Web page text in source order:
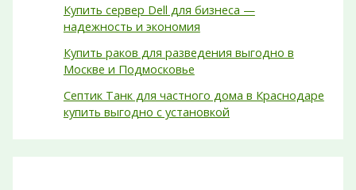
Купить сервер Dell для бизнеса —
надежность и экономия
Купить раков для разведения выгодно в
Москве и Подмосковье
Септик Танк для частного дома в Краснодаре
купить выгодно с установкой